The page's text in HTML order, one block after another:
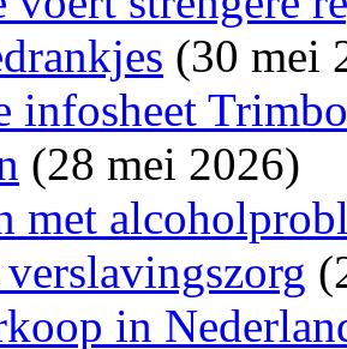
(30 mei
infosheet
(28 mei 2026)
met
in